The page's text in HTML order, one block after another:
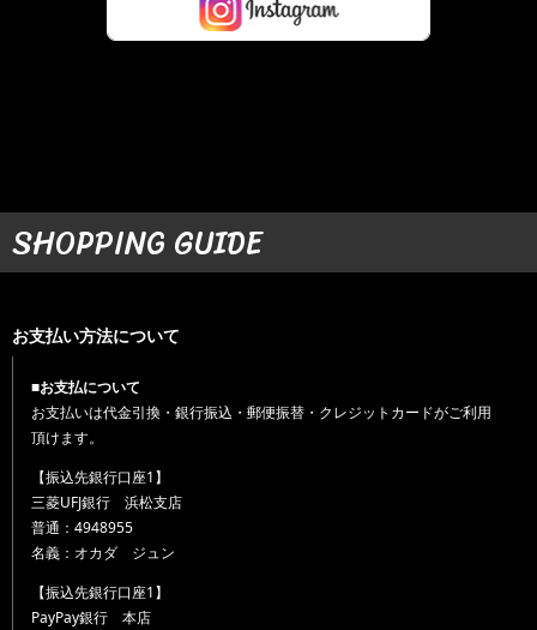
SHOPPING GUIDE
お支払い方法について
■お支払について
お支払いは代金引換・銀行振込・郵便振替・クレジットカードがご利用
頂けます。
【振込先銀行口座1】
三菱UFJ銀行 浜松支店
普通：4948955
名義：オカダ ジュン
【振込先銀行口座1】
PayPay銀行 本店